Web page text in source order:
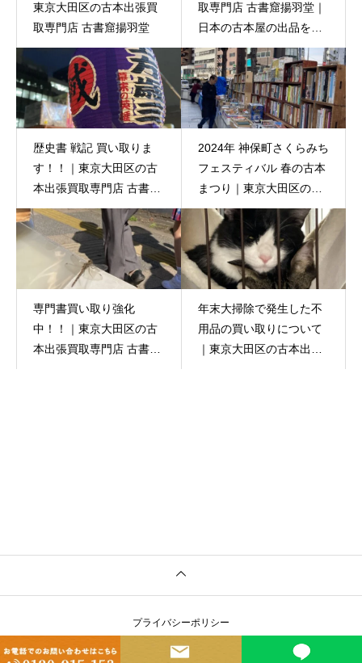
東京大田区の古本出張買
取専門店 古書窟揚羽堂
取専門店 古書窟揚羽堂｜
日本の古本屋の出品を頑
張ってます!!
歴史書 戦記 買い取りま
す！！｜東京大田区の古
本出張買取専門店 古書窟
揚羽堂
2024年 神保町さくらみち
フェスティバル 春の古本
まつり｜東京大田区の古
本買取専門店 古書窟揚羽
堂
専門書買い取り強化
中！！｜東京大田区の古
本出張買取専門店 古書窟
年末大掃除で発生した不
用品の買い取りについて
｜東京大田区の古本出張
プライバシーポリシー